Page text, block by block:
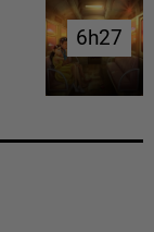
6h27
6h27